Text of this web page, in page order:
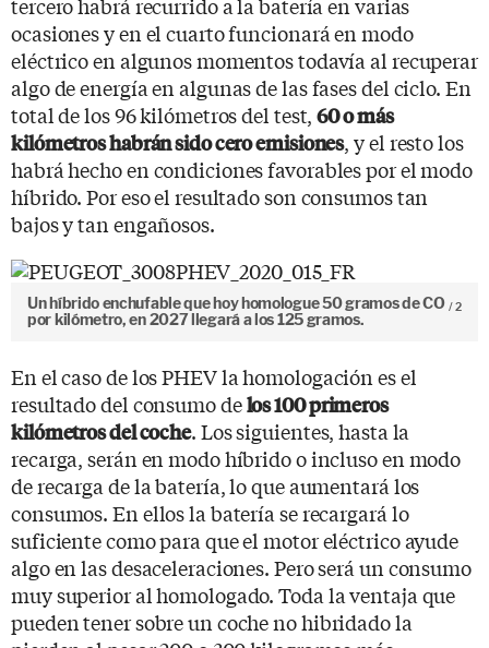
ocasiones y en el cuarto funcionará en modo
eléctrico en algunos momentos todavía al recuperar
algo de energía en algunas de las fases del ciclo. En
total de los 96 kilómetros del test,60 o más
kilómetros habrán sido cero emisiones, y el resto los
habrá hecho en condiciones favorables por el modo
híbrido. Por eso el resultado son consumos tan
bajos y tan engañosos.
Un híbrido enchufable que hoy homologue 50 gramos de CO 2
por kilómetro, en 2027 llegará a los 125 gramos.
En el caso de los PHEV la homologación es el
resultado del consumo delos 100 primeros
kilómetros del coche. Los siguientes, hasta la
recarga, serán en modo híbrido o incluso en modo
de recarga de la batería, lo que aumentará los
consumos. En ellos la batería se recargará lo
suficiente como para que el motor eléctrico ayude
algo en las desaceleraciones. Pero será un consumo
muy superior al homologado. Toda la ventaja que
pueden tener sobre un coche no hibridado la